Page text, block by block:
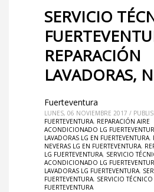
SERVICIO
REPARACIÓN
LAVADORAS,
Fuerteventura
LUNES, 06 NOVIEMBRE 2017 /
FUERTEVENTURA, REPARACIÓN AIRE
ACONDICIONADO LG
LAVADORAS LG EN FUERTEVENTURA,
NEVERAS LG EN FUERTEVENTURA,
LG FUERTEVENTURA, SERVICIO
ACONDICIONADO LG
LAVADORAS LG FUERTEVENTURA,
FUERTEVENTURA, SERVICIO TÉCNICO
FUERTEVENTURA